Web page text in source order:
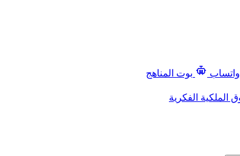
واتساب
بوت المناهج
الملكية الفكرية